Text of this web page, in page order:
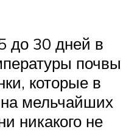
до 30 дней в
почвы
которые в
мельчайших
никакого не